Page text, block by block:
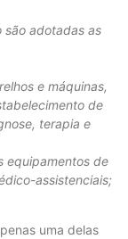
são adotadas as
e máquinas,
de
terapia e
equipamentos de
assistenciais;
uma delas